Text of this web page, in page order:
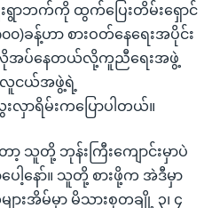
ရွာဘက်ကို ထွက်ပြေးတိမ်းရှောင်
၀)ခန့်ဟာ စားဝတ်နေရေးအပိုင်း
အပ်နေတယ်လို့ကူညီရေးအဖွဲ့
လူငယ်အဖွဲ့ရဲ့
လှာရိမ်းကပြောပါတယ်။
သူတို့ ဘုန်းကြီးကျောင်းမှာပဲ
ေါ့နော်။ သူတို့ စားဖို့က အဲဒီမှာ
းအိမ်မှာ မိသားစုတချို့ ၃၊ ၄